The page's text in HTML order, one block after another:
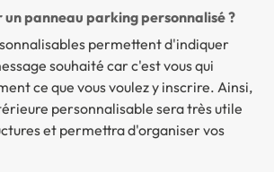
panneau parking personnalisé ?
permettent d'indiquer
souhaité car c'est vous qui
ce que vous voulez y inscrire. Ainsi,
personnalisable sera très utile
et permettra d'organiser vos